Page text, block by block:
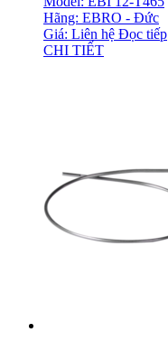
Hãng: EBRO - Đức
Giá: Liên hệ Đọc tiếp
CHI TIẾT